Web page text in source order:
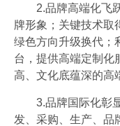
2.品牌高端化飞
牌形象；关键技术取
绿色方向升级换代；
台，提供高端定制化
高、文化底蕴深的高
3.品牌国际化彰
发、采购、生产、品